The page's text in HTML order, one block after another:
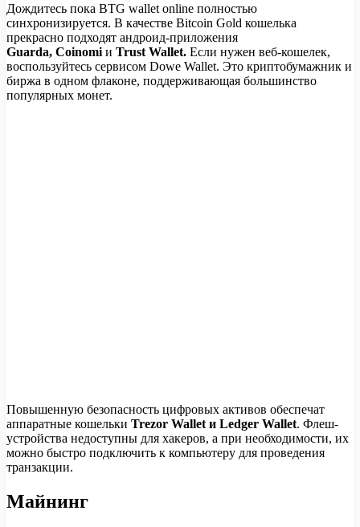
Дождитесь пока BTG wallet online полностью
синхронизируется. В качестве Bitcoin Gold кошелька
прекрасно подходят андроид-приложения
Guarda, Coinomi и Trust Wallet. Если нужен веб-кошелек,
воспользуйтесь сервисом Dowe Wallet. Это криптобумажник и
биржа в одном флаконе, поддерживающая большинство
популярных монет.
Повышенную безопасность цифровых активов обеспечат
аппаратные кошельки Trezor Wallet и Ledger Wallet. Флеш-
устройства недоступны для хакеров, а при необходимости, их
можно быстро подключить к компьютеру для проведения
транзакции.
Майнинг